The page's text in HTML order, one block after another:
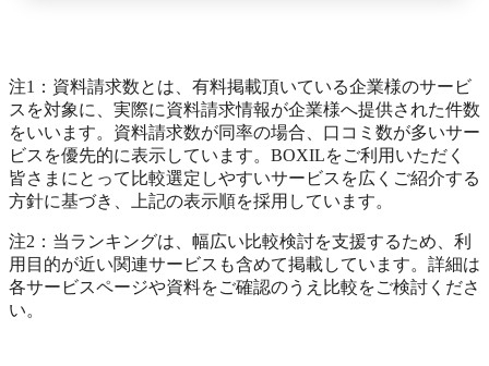
注1：資料請求数とは、有料掲載頂いている企業様のサービ
スを対象に、実際に資料請求情報が企業様へ提供された件数
をいいます。資料請求数が同率の場合、口コミ数が多いサー
ビスを優先的に表示しています。BOXILをご利用いただく
皆さまにとって比較選定しやすいサービスを広くご紹介する
方針に基づき、上記の表示順を採用しています。
注2：当ランキングは、幅広い比較検討を支援するため、利
用目的が近い関連サービスも含めて掲載しています。詳細は
各サービスページや資料をご確認のうえ比較をご検討くださ
い。